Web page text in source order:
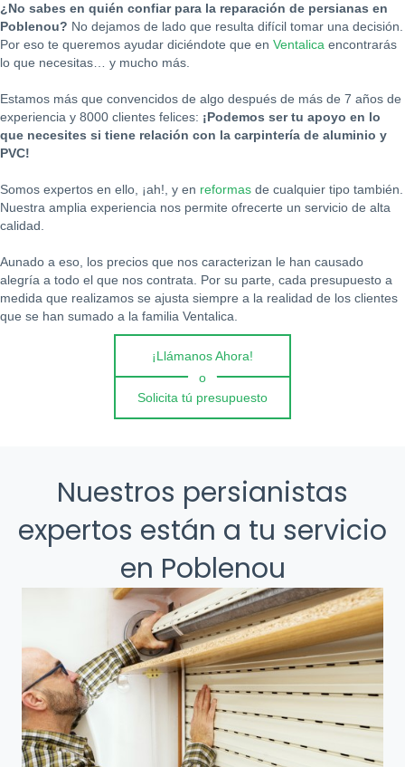
¿No sabes en quién confiar para la reparación de persianas en
Poblenou? No dejamos de lado que resulta difícil tomar una decisión.
Por eso te queremos ayudar diciéndote que en Ventalica encontrarás
lo que necesitas… y mucho más.
Estamos más que convencidos de algo después de más de 7 años de
experiencia y 8000 clientes felices: ¡Podemos ser tu apoyo en lo
que necesites si tiene relación con la carpintería de aluminio y
PVC!
Somos expertos en ello, ¡ah!, y en reformas de cualquier tipo también.
Nuestra amplia experiencia nos permite ofrecerte un servicio de alta
calidad.
Aunado a eso, los precios que nos caracterizan le han causado
alegría a todo el que nos contrata. Por su parte, cada presupuesto a
medida que realizamos se ajusta siempre a la realidad de los clientes
que se han sumado a la familia Ventalica.
¡Llámanos Ahora!
o
Solicita tú presupuesto
Nuestros persianistas
expertos están a tu servicio
en Poblenou